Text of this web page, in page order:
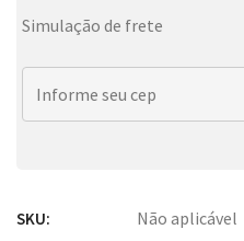
Simulação de frete
SKU: Não aplicável